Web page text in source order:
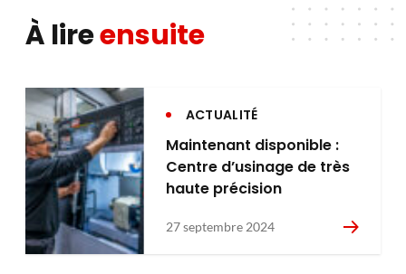
À lireensuite
ACTUALITÉ
Maintenant disponible :
Centre d’usinage de très
haute précision
27 septembre 2024